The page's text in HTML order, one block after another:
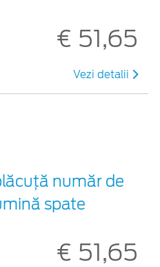
€ 51,65
Vezi detalii
număr de
spate
€ 51,65